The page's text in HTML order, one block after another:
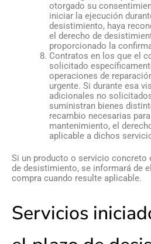
otorgado su
iniciar la ejecución
desistimiento, haya
el derecho de
proporcionado la
Contratos en los que el
solicitado
operaciones de
urgente. Si durante esa
adicionales no
suministran bienes
recambio necesarias
mantenimiento, el
aplicable a dichos
Si un producto o servicio concreto
de desistimiento, se informará de
compra cuando resulte aplicable.
Servicios